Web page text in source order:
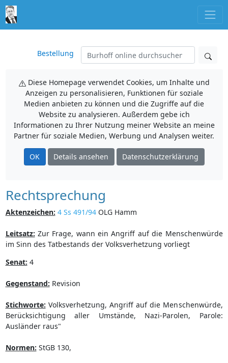
Bestellung
Diese Homepage verwendet Cookies, um Inhalte und
Anzeigen zu personalisieren, Funktionen für soziale
Medien anbieten zu können und die Zugriffe auf die
Website zu analysieren. Außerdem gebe ich
Informationen zu Ihrer Nutzung meiner Website an meine
Partner für soziale Medien, Werbung und Analysen weiter.
OK Details ansehen Datenschutzerklärung
Rechtsprechung
Aktenzeichen: 4 Ss 491/94OLG Hamm
Leitsatz: Zur Frage, wann ein Angriff auf die Menschenwürde
im Sinn des Tatbestands der Volksverhetzung vorliegt
Senat: 4
Gegenstand: Revision
Stichworte: Volksverhetzung, Angriff auf die Menschenwürde,
Berücksichtigung aller Umstände, Nazi-Parolen, Parole:
Ausländer raus"
Normen: StGB 130,